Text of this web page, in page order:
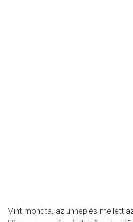
Mint mondta, az ünneplés mellett